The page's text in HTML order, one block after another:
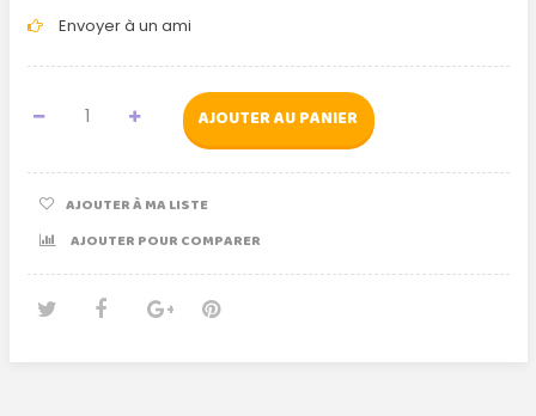
Envoyer à un ami
AJOUTER AU PANIER
AJOUTER À MA LISTE
AJOUTER POUR COMPARER